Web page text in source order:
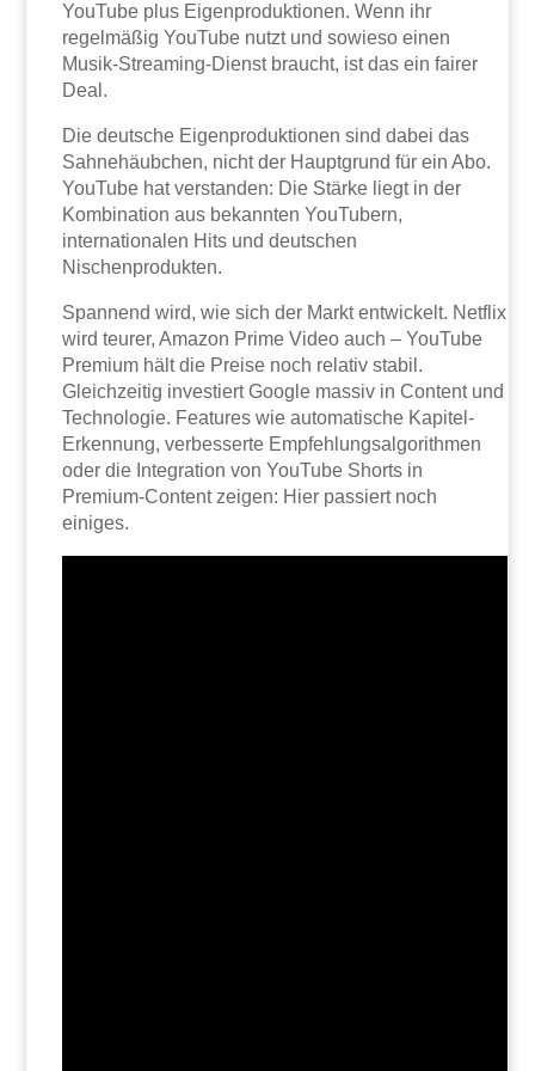
YouTube plus Eigenproduktionen. Wenn ihr
regelmäßig YouTube nutzt und sowieso einen
Musik-Streaming-Dienst braucht, ist das ein fairer
Deal.
Die deutsche Eigenproduktionen sind dabei das
Sahnehäubchen, nicht der Hauptgrund für ein Abo.
YouTube hat verstanden: Die Stärke liegt in der
Kombination aus bekannten YouTubern,
internationalen Hits und deutschen
Nischenprodukten.
Spannend wird, wie sich der Markt entwickelt. Netflix
wird teurer, Amazon Prime Video auch – YouTube
Premium hält die Preise noch relativ stabil.
Gleichzeitig investiert Google massiv in Content und
Technologie. Features wie automatische Kapitel-
Erkennung, verbesserte Empfehlungsalgorithmen
oder die Integration von YouTube Shorts in
Premium-Content zeigen: Hier passiert noch
einiges.